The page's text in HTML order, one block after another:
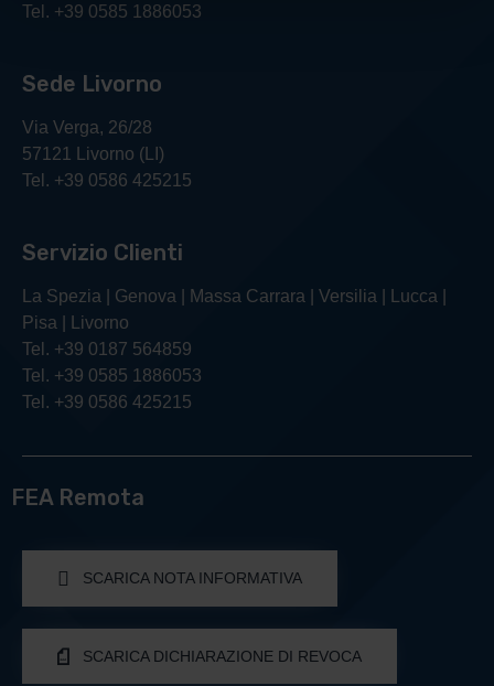
Tel. +39 0585 1886053
Sede Livorno
Via Verga, 26/28
57121 Livorno (LI)
Tel. +39 0586 425215
Servizio Clienti
La Spezia | Genova | Massa Carrara | Versilia | Lucca |
Pisa | Livorno
Tel. +39 0187 564859
Tel. +39 0585 1886053
Tel. +39 0586 425215
FEA Remota
SCARICA NOTA INFORMATIVA
SCARICA DICHIARAZIONE DI REVOCA